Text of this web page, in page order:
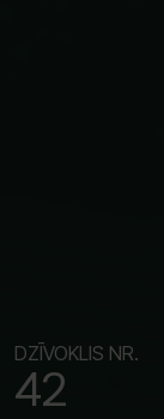
DZĪVOKLIS NR.
42